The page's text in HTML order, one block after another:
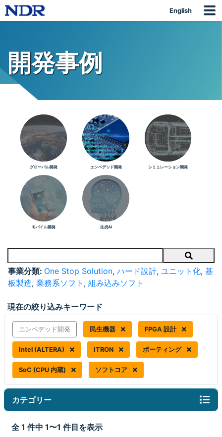
English
開発事例
グローバル開発 エンベデッド開発 シミュレーション開発
モバイル開発 生成AI
Search
事業分類: One Stop Solution, ハード設計, ユニット化, 基
板製造, 業務系ソフト , 組み込みソフト
現在の絞り込みキーワード
エンベデッド開発 民生機器 FPGA 設計
Intel (ALTERA) ITRON ポーティング
SoC (CPU 内蔵) ソフトコア
カテゴリー
全 1 件中 1〜1 件目を表示